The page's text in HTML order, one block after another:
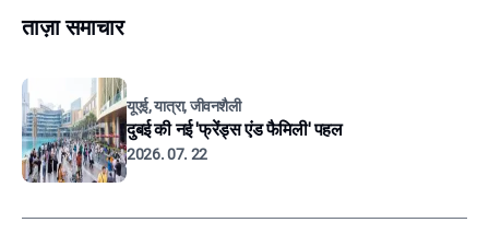
ताज़ा समाचार
यूएई, यात्रा, जीवनशैली
दुबई की नई 'फ्रेंड्स एंड फैमिली' पहल
2026. 07. 22